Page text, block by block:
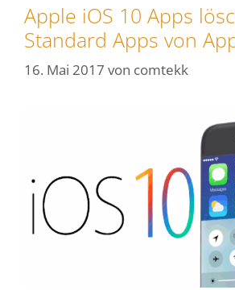
Apple iOS 10 Apps
Standard Apps von
16. Mai 2017 von comtekk